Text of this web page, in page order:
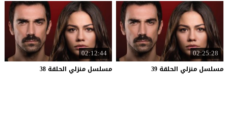
02:25:28
مسلسل منزلي الحلقة 39
02:12:44
مسلسل منزلي الحلقة 38